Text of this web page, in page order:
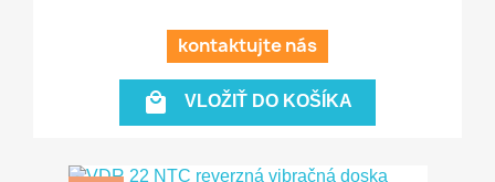
kontaktujte nás
 VLOŽIŤ DO KOŠÍKA